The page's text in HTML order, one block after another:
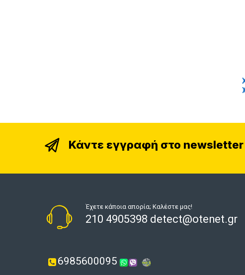
Κάντε εγγραφή στο
Έχετε κάποια απορία; Καλέστε μας!
210 4905398 detect@otenet.gr
6985600095